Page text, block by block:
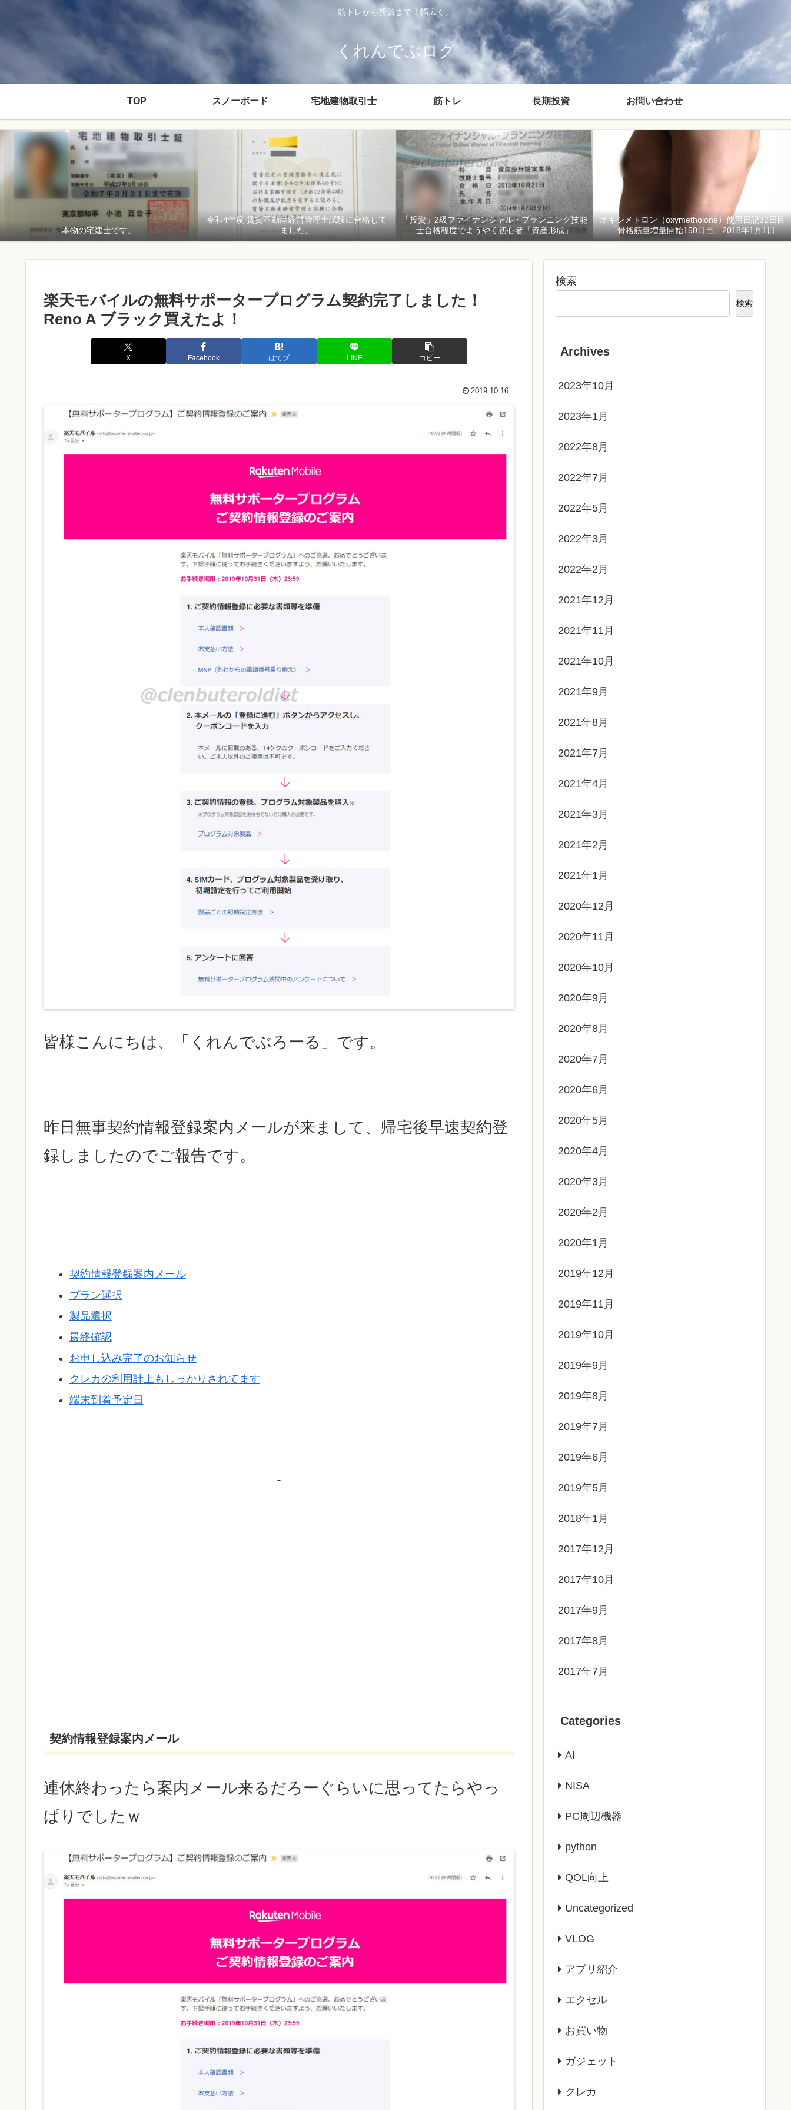
筋トレから投資まで！幅広く。
くれんでぶログ
TOP スノーボード 宅地建物取引士 筋トレ 長期投資 お問い合わせ
本物の宅建士です。
令和4年度 賃貸不動産経営管理士試験に合格して
ました。
「投資」2級ファイナンシャル・プランニング技能
士合格程度でようやく初心者「資産形成」
オキシメトロン（oxymetholone）使用日記32日目
「骨格筋量増量開始150日目」2018年1月1日
楽天モバイルの無料サポータープログラム契約完了しました！
Reno A ブラック買えたよ！
X Facebook はてブ LINE コピー
2019.10.16
皆様こんにちは、「くれんでぶろーる」です。
昨日無事契約情報登録案内メールが来まして、帰宅後早速契約登
録しましたのでご報告です。
契約情報登録案内メール
プラン選択
製品選択
最終確認
お申し込み完了のお知らせ
クレカの利用計上もしっかりされてます
端末到着予定日
契約情報登録案内メール
連休終わったら案内メール来るだろーぐらいに思ってたらやっ
ぱりでしたｗ
検索
検索
Archives
2023年10月
2023年1月
2022年8月
2022年7月
2022年5月
2022年3月
2022年2月
2021年12月
2021年11月
2021年10月
2021年9月
2021年8月
2021年7月
2021年4月
2021年3月
2021年2月
2021年1月
2020年12月
2020年11月
2020年10月
2020年9月
2020年8月
2020年7月
2020年6月
2020年5月
2020年4月
2020年3月
2020年2月
2020年1月
2019年12月
2019年11月
2019年10月
2019年9月
2019年8月
2019年7月
2019年6月
2019年5月
2018年1月
2017年12月
2017年10月
2017年9月
2017年8月
2017年7月
Categories
AI
NISA
PC周辺機器
python
QOL向上
Uncategorized
VLOG
アプリ紹介
エクセル
お買い物
ガジェット
クレカ